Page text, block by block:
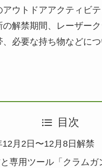
アウトドアアクティビ
の解禁期間、レーザー
、必要な持ち物などに
目次
12月2日〜12月8日解禁
専用ツール「クラムガ